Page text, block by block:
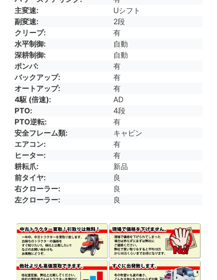
主変速
Uシフト
副変速
2段
クリープ
有
水平制御
自動
深耕制御
自動
ポンパ
有
バックアップ
有
オートアップ
有
4駆 (倍速)
AD
PTO
4段
PTO逆転
有
安全フレーム類
キャビン
エアコン
有
ヒーター
有
耕耘爪
新品
前タイヤ
良
右クローラー
良
左クローラー
良